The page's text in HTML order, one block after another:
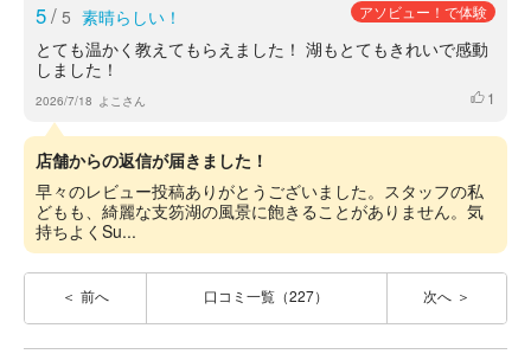
5/ 5 素晴らしい！ アソビュー！で体験
とても温かく教えてもらえました！ 湖もとてもきれいで感動
しました！
2026/7/18 よこさん いいね
1
店舗からの返信が届きました！
早々のレビュー投稿ありがとうございました。スタッフの私
どもも、綺麗な支笏湖の風景に飽きることがありません。気
持ちよくSu...
前へ 口コミ一覧（227） 次へ